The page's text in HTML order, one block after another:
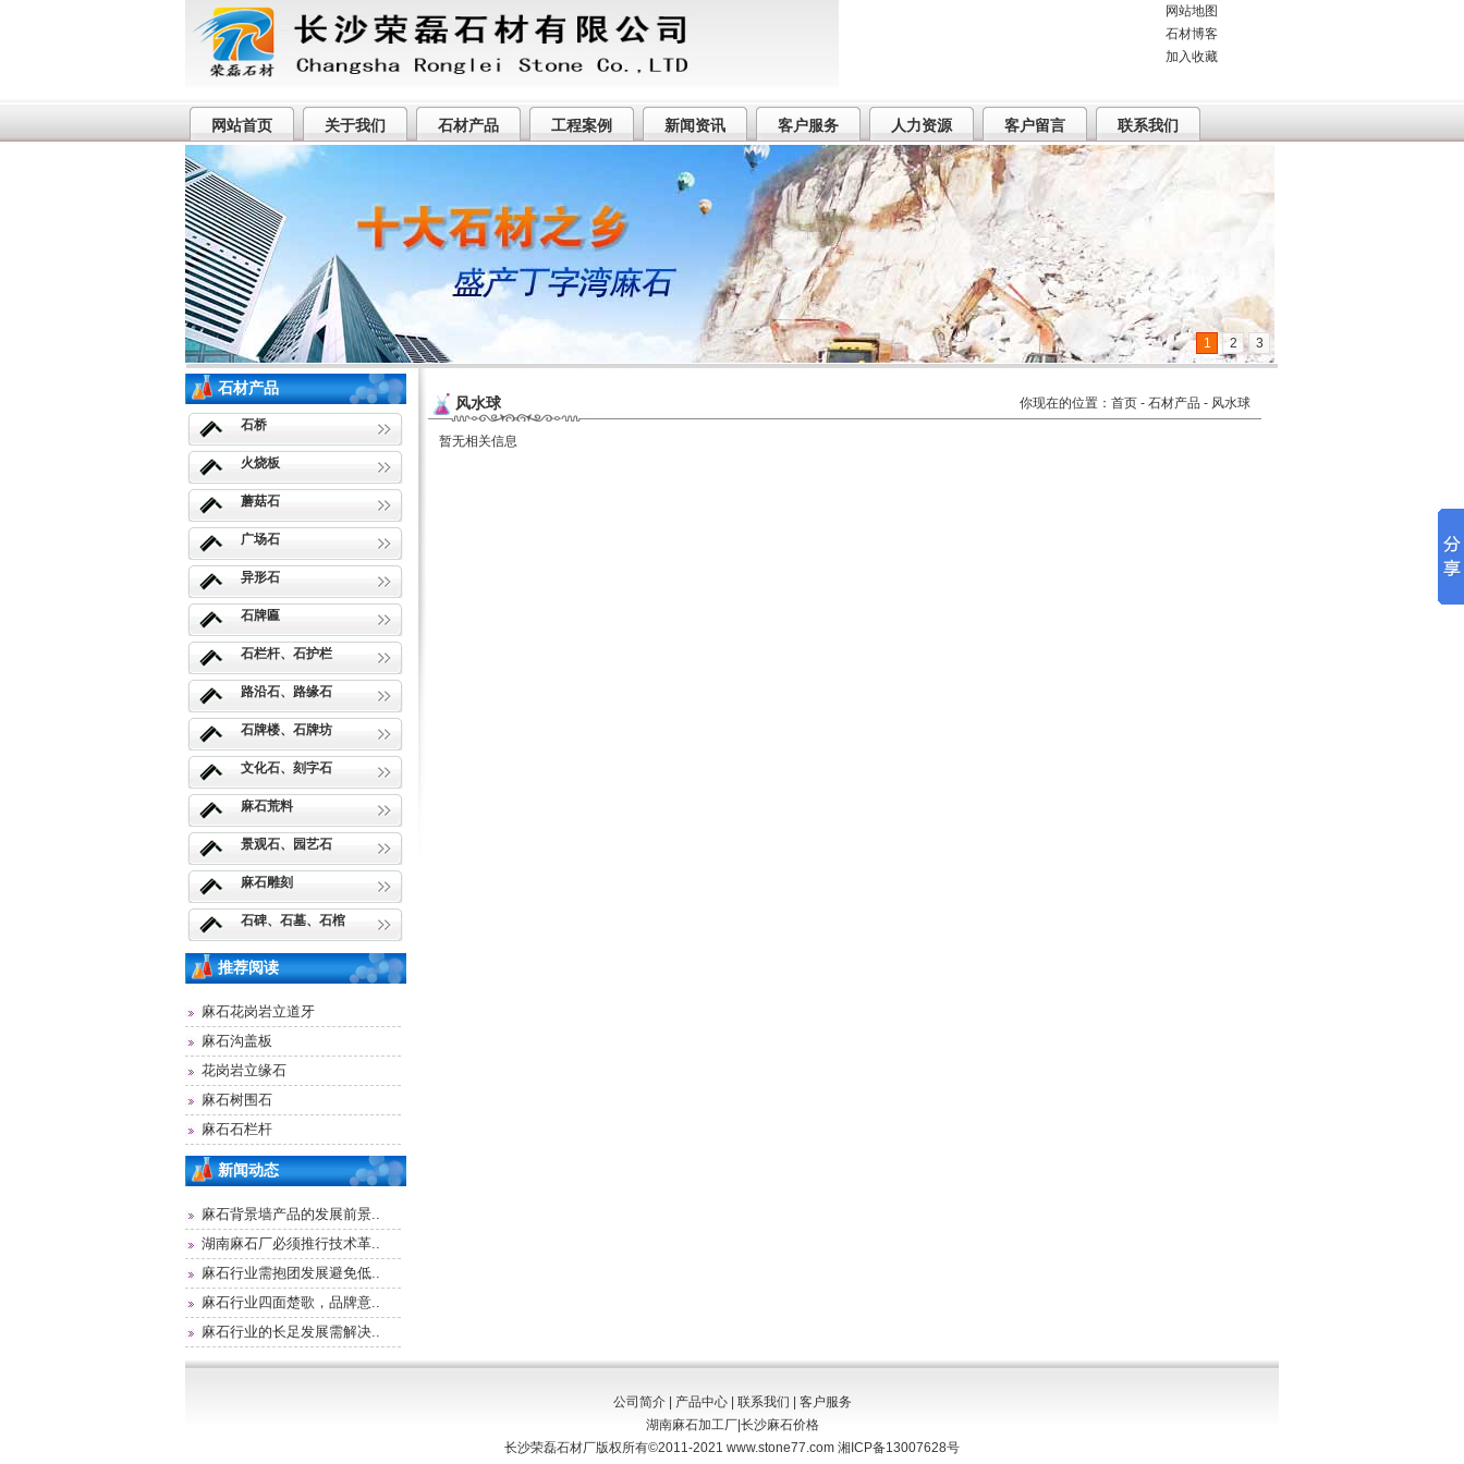
网站地图
石材博客
加入收藏
网站首页 关于我们 石材产品 工程案例 新闻资讯 客户服务 人力资源 客户留言 联系我们
荣盛石材厂专业提供望城丁字湾麻石
1 2 3
石材产品
石桥
火烧板
蘑菇石
广场石
异形石
石牌匾
石栏杆、石护栏
路沿石、路缘石
石牌楼、石牌坊
文化石、刻字石
麻石荒料
景观石、园艺石
麻石雕刻
石碑、石墓、石棺
推荐阅读
麻石花岗岩立道牙
麻石沟盖板
花岗岩立缘石
麻石树围石
麻石石栏杆
新闻动态
麻石背景墙产品的发展前景..
湖南麻石厂必须推行技术革..
麻石行业需抱团发展避免低..
麻石行业四面楚歌，品牌意..
麻石行业的长足发展需解决..
你现在的位置： 首页 - 石材产品 - 风水球
风水球
暂无相关信息
公司简介| 产品中心| 联系我们
客户服务
湖南麻石加工厂| 长沙麻石价格
长沙荣磊石材厂版权所有©2011-2021 www.stone77.com 湘ICP备13007628号